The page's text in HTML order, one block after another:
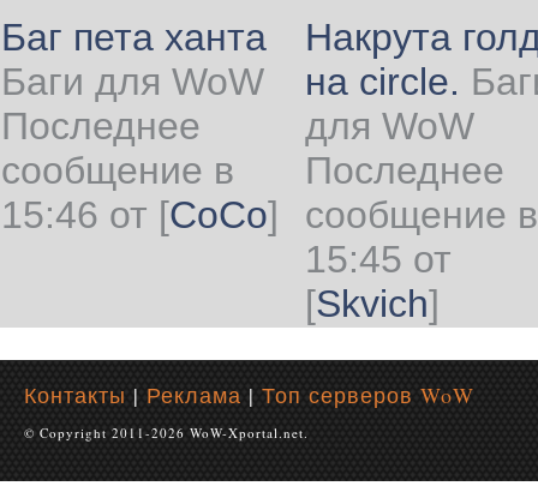
Баг пета ханта
Баги для WoW
Последнее
сообщение в
15:46 от [CoCo]
Накрута
на circle.
для WoW
Последнее
сообщение в
15:45 от
[Skvich]
Контакты | Реклама | Топ серверов WoW
© Copyright 2011-2026 WoW-Xportal.net.